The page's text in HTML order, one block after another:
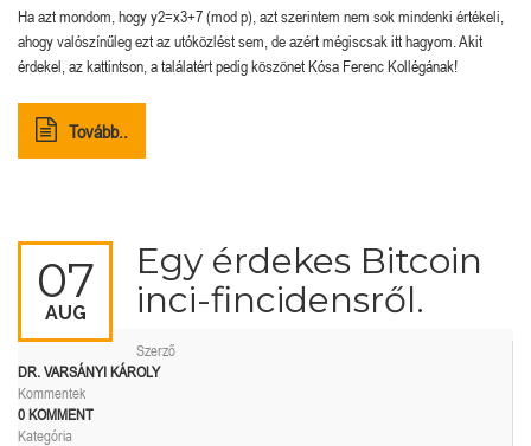
Ha azt mondom, hogy y2=x3+7 (mod p), azt szerintem nem sok mindenki értékeli,
ahogy valószínűleg ezt az utóközlést sem, de azért mégiscsak itt hagyom. Akit
érdekel, az kattintson, a találatért pedig köszönet Kósa Ferenc Kollégának!
Tovább..
07
AUG
Egy érdekes Bitcoin
inci-fincidensről.
Szerző
DR. VARSÁNYI KÁROLY
Kommentek
0 KOMMENT
Kategória